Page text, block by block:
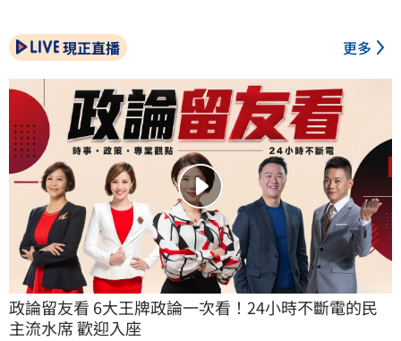
現正直播 更多
政論留友看 6大王牌政論一次看！24小時不斷電的民
主流水席 歡迎入座